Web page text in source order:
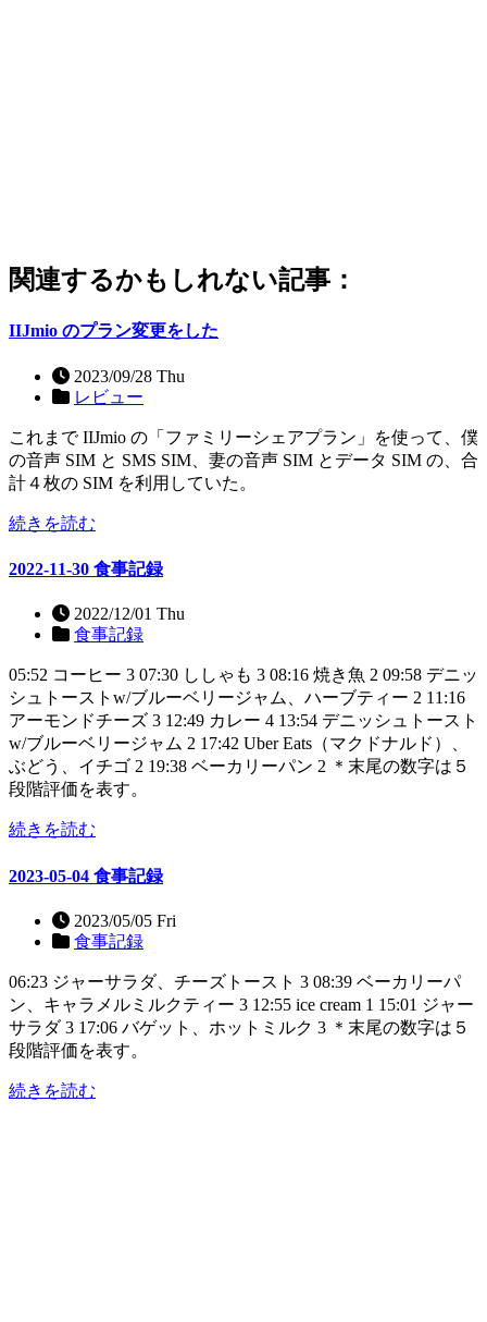
関連するかもしれない記事：
IIJmio のプラン変更をした
2023/09/28 Thu
レビュー
これまで IIJmio の「ファミリーシェアプラン」を使って、僕
の音声 SIM と SMS SIM、妻の音声 SIM とデータ SIM の、合
計４枚の SIM を利用していた。
続きを読む
2022-11-30 食事記録
2022/12/01 Thu
食事記録
05:52 コーヒー 3 07:30 ししゃも 3 08:16 焼き魚 2 09:58 デニッ
シュトーストw/ブルーベリージャム、ハーブティー 2 11:16
アーモンドチーズ 3 12:49 カレー 4 13:54 デニッシュトースト
w/ブルーベリージャム 2 17:42 Uber Eats（マクドナルド）、
ぶどう、イチゴ 2 19:38 ベーカリーパン 2 ＊末尾の数字は５
段階評価を表す。
続きを読む
2023-05-04 食事記録
2023/05/05 Fri
食事記録
06:23 ジャーサラダ、チーズトースト 3 08:39 ベーカリーパ
ン、キャラメルミルクティー 3 12:55 ice cream 1 15:01 ジャー
サラダ 3 17:06 バゲット、ホットミルク 3 ＊末尾の数字は５
段階評価を表す。
続きを読む